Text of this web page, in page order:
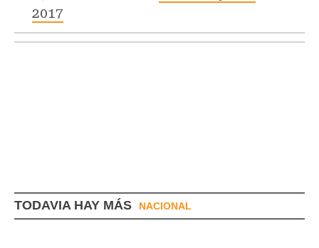
2017
TODAVIA HAY MÁS NACIONAL